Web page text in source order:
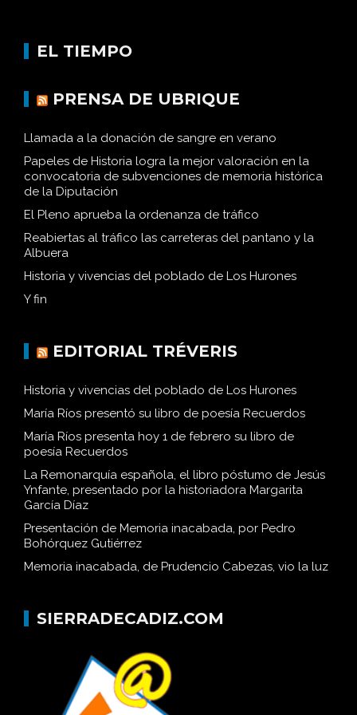
EL TIEMPO
PRENSA DE UBRIQUE
Llamada a la donación de sangre en verano
Papeles de Historia logra la mejor valoración en la
convocatoria de subvenciones de memoria histórica
de la Diputación
El Pleno aprueba la ordenanza de tráfico
Reabiertas al tráfico las carreteras del pantano y la
Albuera
Historia y vivencias del poblado de Los Hurones
Y fin
EDITORIAL TRÉVERIS
Historia y vivencias del poblado de Los Hurones
María Ríos presentó su libro de poesía Recuerdos
María Ríos presenta hoy 1 de febrero su libro de
poesía Recuerdos
La Remonarquía española, el libro póstumo de Jesús
Ynfante, presentado por la historiadora Margarita
García Díaz
Presentación de Memoria inacabada, por Pedro
Bohórquez Gutiérrez
Memoria inacabada, de Prudencio Cabezas, vio la luz
SIERRADECADIZ.COM